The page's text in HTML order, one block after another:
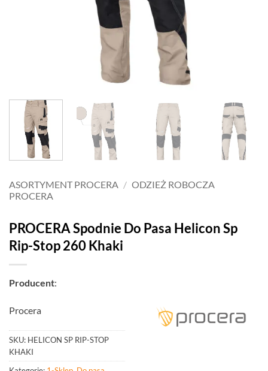
ASORTYMENT PROCERA / ODZIEŻ ROBOCZA
PROCERA
PROCERA Spodnie Do Pasa Helicon Sp
Rip-Stop 260 Khaki
Producent:
Procera
SKU: HELICON SP RIP-STOP
KHAKI